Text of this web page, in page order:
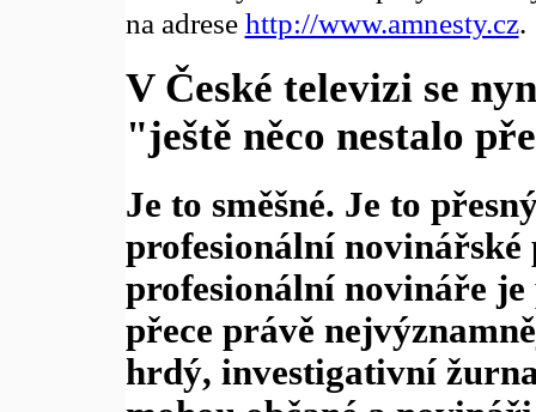
na adrese http://www.amnesty.cz.
V České televizi se
"ještě něco nestalo
Je to směšné. Je to
profesionální
profesionální novináře
přece právě
hrdý, investigativní